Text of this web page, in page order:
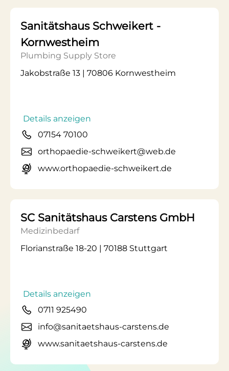
Sanitätshaus Schweikert -
Kornwestheim
Plumbing Supply Store
Jakobstraße 13 | 70806 Kornwestheim
Details anzeigen
07154 70100
orthopaedie-schweikert@web.de
www.orthopaedie-schweikert.de
SC Sanitätshaus Carstens GmbH
Medizinbedarf
Florianstraße 18-20 | 70188 Stuttgart
Details anzeigen
0711 925490
info@sanitaetshaus-carstens.de
www.sanitaetshaus-carstens.de